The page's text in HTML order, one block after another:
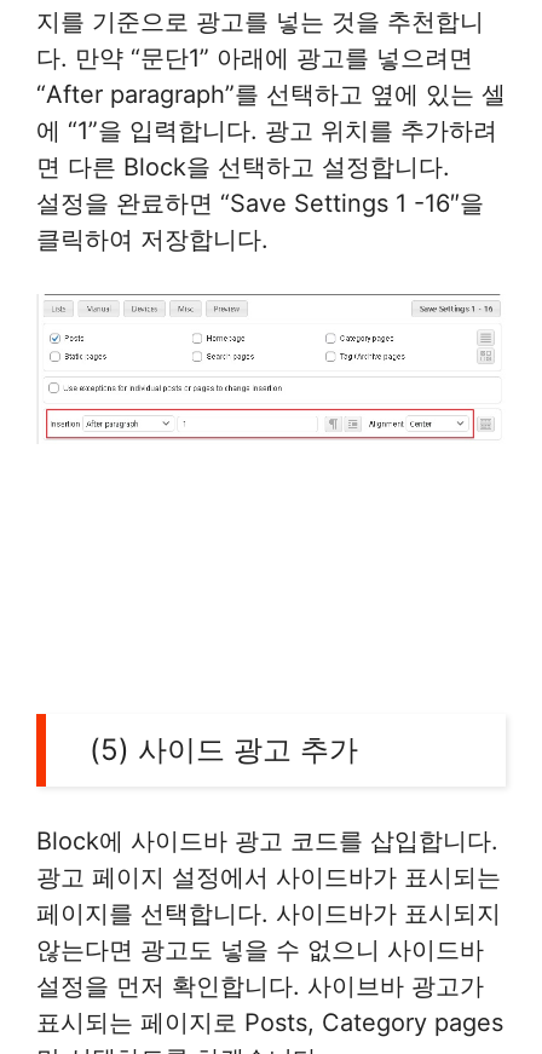
지를 기준으로 광고를 넣는 것을 추천합니
다. 만약 “문단1” 아래에 광고를 넣으려면
“After paragraph”를 선택하고 옆에 있는 셀
에 “1”을 입력합니다. 광고 위치를 추가하려
면 다른 Block을 선택하고 설정합니다.
설정을 완료하면 “Save Settings 1 -16″을
클릭하여 저장합니다.
(5) 사이드 광고 추가
Block에 사이드바 광고 코드를 삽입합니다.
광고 페이지 설정에서 사이드바가 표시되는
페이지를 선택합니다. 사이드바가 표시되지
않는다면 광고도 넣을 수 없으니 사이드바
설정을 먼저 확인합니다. 사이브바 광고가
표시되는 페이지로 Posts, Category pages